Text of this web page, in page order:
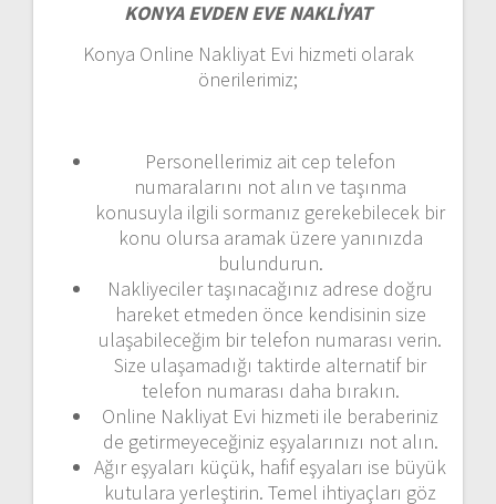
KONYA EVDEN EVE NAKLİYAT
Konya Online Nakliyat Evi hizmeti olarak
önerilerimiz;
Personellerimiz ait cep telefon
numaralarını not alın ve taşınma
konusuyla ilgili sormanız gerekebilecek bir
konu olursa aramak üzere yanınızda
bulundurun.
Nakliyeciler taşınacağınız adrese doğru
hareket etmeden önce kendisinin size
ulaşabileceğim bir telefon numarası verin.
Size ulaşamadığı taktirde alternatif bir
telefon numarası daha bırakın.
Online Nakliyat Evi hizmeti ile beraberiniz
de getirmeyeceğiniz eşyalarınızı not alın.
Ağır eşyaları küçük, hafif eşyaları ise büyük
kutulara yerleştirin. Temel ihtiyaçları göz